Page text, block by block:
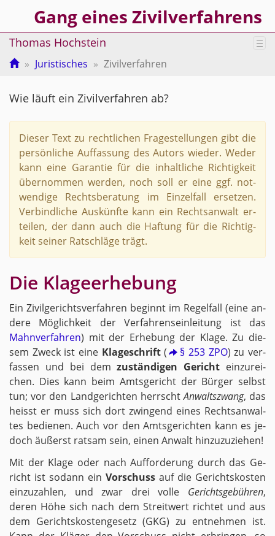
Gang eines Zivilverfahrens
Thomas Hochstein
Juristisches Zivilverfahren
Wie läuft ein Zi­vil­ver­fah­ren ab?
Die­ser Text zu recht­li­chen Fra­ge­stel­lun­gen gibt die
per­sön­li­che Auf­fas­sung des Au­tors wie­der. Weder
kann eine Ga­ran­tie für die in­halt­li­che Rich­tig­keit
über­nom­men wer­den, noch soll er eine ggf. not­
wen­di­ge Rechts­be­ra­tung im Ein­zel­fall er­set­zen.
Ver­bind­li­che Aus­künf­te kann ein Rechts­an­walt er­
tei­len, der dann auch die Haf­tung für die Rich­tig­
keit sei­ner Rat­schlä­ge trägt.
Die Kla­ge­er­he­bung
Ein Zi­vil­ge­richts­ver­fah­ren be­ginnt im Re­gel­fall (eine an­
de­re Mög­lich­keit der Ver­fah­rens­ein­lei­tung ist das
Mahn­ver­fah­ren) mit der Er­he­bung der Klage. Zu die­
sem Zweck ist eine Kla­ge­schrift( § 253 ZPO) zu ver­
fas­sen und bei demzu­stän­di­gen Ge­richt ein­zu­rei­
chen. Dies kann beim Amts­ge­richt der Bür­ger selbst
tun; vor den Land­ge­rich­ten herrschtAn­walts­zwang, das
heisst er muss sich dort zwin­gend eines Rechts­an­wal­
tes be­die­nen. Auch vor den Amts­ge­rich­ten kann es je­
doch äu­ßerst rat­sam sein, einen An­walt hin­zu­zu­zie­hen!
Mit der Klage oder nach Auf­for­de­rung durch das Ge­
richt ist so­dann ein Vor­schuss auf die Ge­richts­kos­ten
ein­zu­zah­len, und zwar drei volle Ge­richts­ge­büh­ren,
deren Höhe sich nach dem Streit­wert rich­tet und aus
dem Ge­richts­kos­ten­ge­setz (GKG) zu ent­neh­men ist.